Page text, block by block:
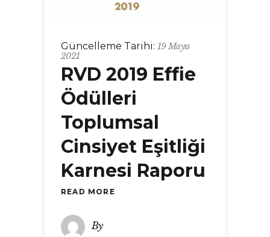
Güncelleme Tarihi: 19 Mayıs
2021
RVD 2019 Effie
Ödülleri
Toplumsal
Cinsiyet Eşitliği
Karnesi Raporu
READ MORE
By